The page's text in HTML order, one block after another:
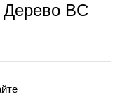
Дерево BС